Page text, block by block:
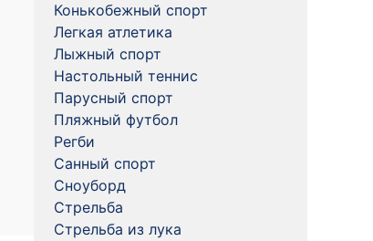
Конькобежный спорт
Легкая атлетика
Лыжный спорт
Настольный теннис
Парусный спорт
Пляжный футбол
Регби
Санный спорт
Сноуборд
Стрельба
Стрельба из лука